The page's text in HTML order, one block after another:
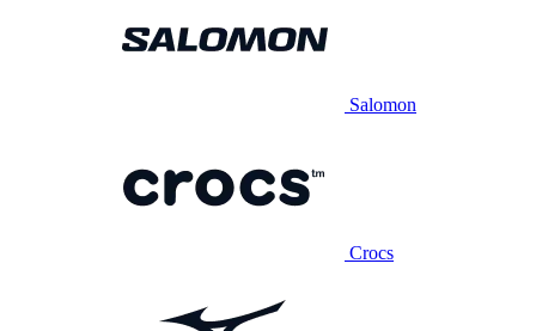
Salomon
Crocs